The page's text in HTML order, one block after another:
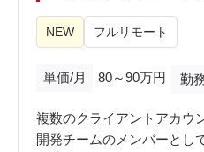
NEW フルリモート
単価/月 80～90万円 勤
複数のクライアントアカウ
開発チームのメンバーとし